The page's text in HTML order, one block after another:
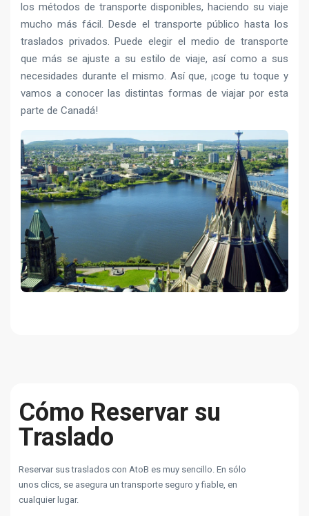
los métodos de transporte disponibles, haciendo su viaje
mucho más fácil. Desde el transporte público hasta los
traslados privados. Puede elegir el medio de transporte
que más se ajuste a su estilo de viaje, así como a sus
necesidades durante el mismo. Así que, ¡coge tu toque y
vamos a conocer las distintas formas de viajar por esta
parte de Canadá!
Cómo Reservar su
Traslado
Reservar sus traslados con AtoB es muy sencillo. En sólo
unos clics, se asegura un transporte seguro y fiable, en
cualquier lugar.